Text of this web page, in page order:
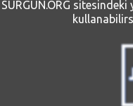
SURGUN.ORG